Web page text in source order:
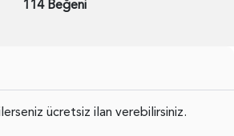
114 Beğeni
ücretsiz ilan verebilirsiniz.